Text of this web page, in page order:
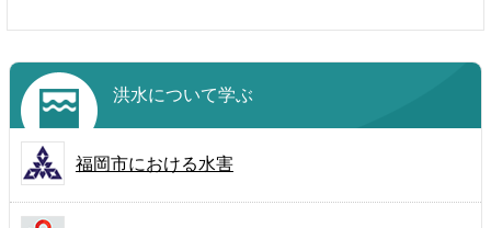
洪水について学ぶ
福岡市における水害